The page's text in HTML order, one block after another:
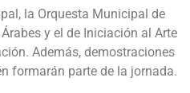
la Orquesta Municipal de
y el de Iniciación al Arte
Además, demostraciones
formarán parte de la jornada.